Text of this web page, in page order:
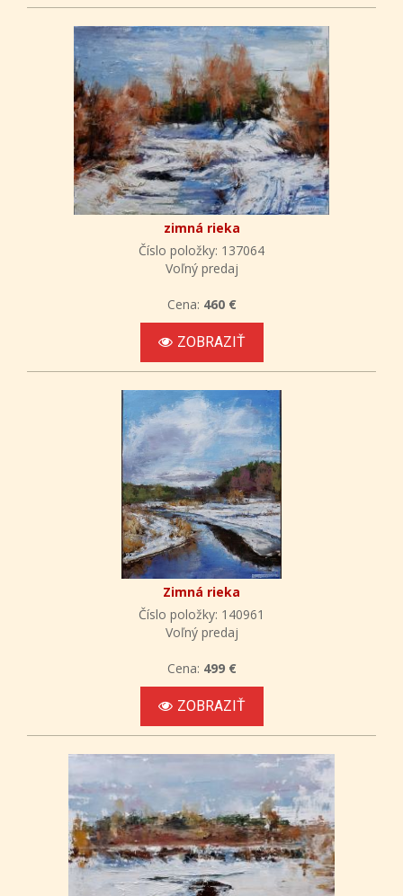
zimná rieka
Číslo položky: 137064
Voľný predaj
Cena: 460 €
ZOBRAZIŤ
Zimná rieka
Číslo položky: 140961
Voľný predaj
Cena: 499 €
ZOBRAZIŤ